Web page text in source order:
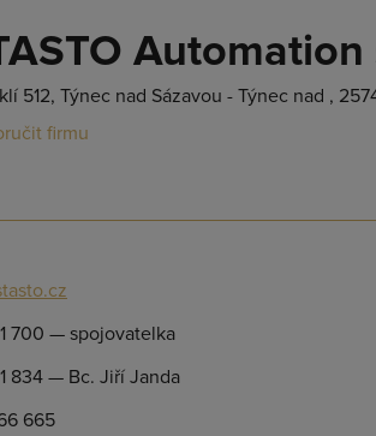
Automation
512, Týnec nad Sázavou - Týnec nad ,
firmu
700 — spojovatelka
834 — Bc. Jiří Janda
665